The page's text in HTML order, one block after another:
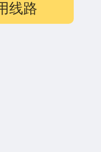
线路